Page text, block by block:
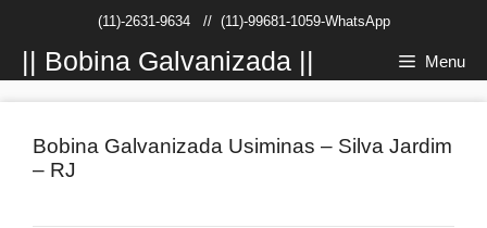
conteúdo
(11)-2631-9634// (11)-99681-1059-WhatsApp
|| Bobina Galvanizada || Menu
Bobina Galvanizada Usiminas – Silva Jardim
– RJ